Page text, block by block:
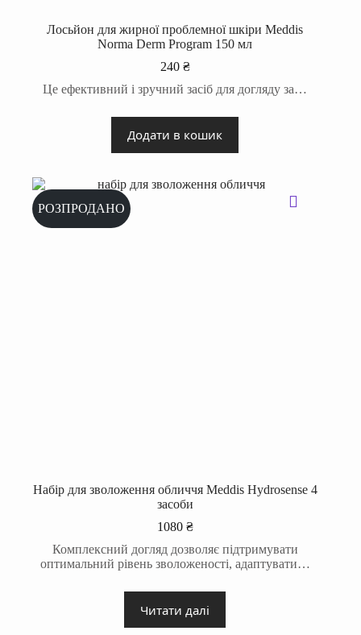
Лосьйон для жирної проблемної шкіри Meddis
Norma Derm Program 150 мл
240 ₴
Це ефективний і зручний засіб для догляду за…
Додати в кошик
РОЗПРОДАНО
Набір для зволоження обличчя Meddis Hydrosense 4
засоби
1080 ₴
Комплексний догляд дозволяє підтримувати
оптимальний рівень зволоженості, адаптувати…
Читати далі